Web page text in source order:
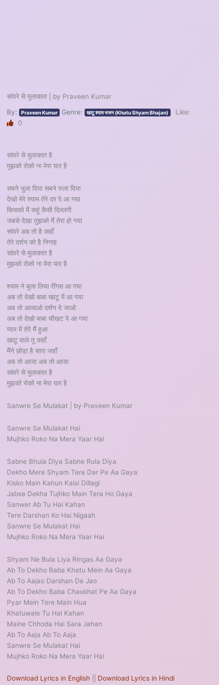
सांवरे से मुलाकात | by Praveen Kumar
By: Praveen Kumar Genre: खाटू श्याम भजन (Khatu Shyam Bhajan)
Like:
0
सांवरे से मुलाकात है
मुझको रोको ना मेरा यार है
सबने भुला दिया सबने रुला दिया
देखो मेरे श्याम तेरे दर पे आ गया
किसको मैं कहूं कैसी दिल्लगी
जबसे देखा तुझको मैं तेरा हो गया
सांवरे अब तो है कहाँ
तेरे दर्शन को है निगाह
सांवरे से मुलाकात है
मुझको रोको ना मेरा यार है
श्याम ने बुला लिया रींगस आ गया
अब तो देखो बाबा खाटू में आ गया
अब तो आजाओ दर्शन दे जाओ
अब तो देखो बाबा चौखट पे आ गया
प्यार में तेरे मैं हुआ
खाटू वाले तू कहाँ
मैंने छोड़ा है सारा जहाँ
अब तो आजा अब तो आजा
सांवरे से मुलाकात है
मुझको रोको ना मेरा यार है
Sanwre Se Mulakat | by Praveen Kumar
Sanwre Se Mulakat Hai
Mujhko Roko Na Mera Yaar Hai
Sabne Bhula Diya Sabne Rula Diya
Dekho Mere Shyam Tere Dar Pe Aa Gaya
Kisko Main Kahun Kaisi Dillagi
Jabse Dekha Tujhko Main Tera Ho Gaya
Sanwer Ab Tu Hai Kahan
Tere Darshan Ko Hai Nigaah
Sanwre Se Mulakat Hai
Mujhko Roko Na Mera Yaar Hai
Shyam Ne Bula Liya Ringas Aa Gaya
Ab To Dekho Baba Khatu Mein Aa Gaya
Ab To Aajao Darshan De Jao
Ab To Dekho Baba Chaukhat Pe Aa Gaya
Pyar Mein Tere Main Hua
Khatuwale Tu Hai Kahan
Maine Chhoda Hai Sara Jahan
Ab To Aaja Ab To Aaja
Sanwre Se Mulakat Hai
Mujhko Roko Na Mera Yaar Hai
Download Lyrics in English Download Lyrics in Hindi